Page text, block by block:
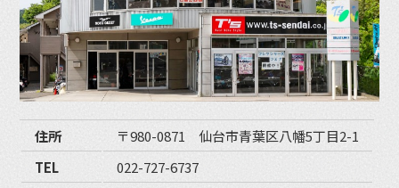
住所
〒980-0871 仙台市青葉区八幡5丁目2-1
TEL
022-727-6737